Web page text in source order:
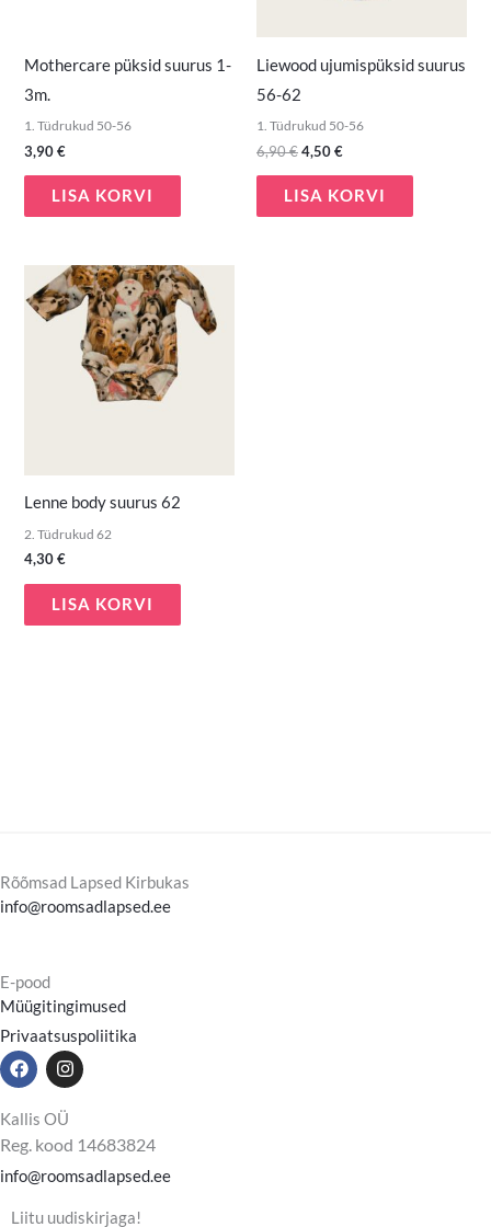
Mothercare püksid suurus 1-
3m.
1. Tüdrukud 50-56
3,90€
LISA KORVI
Liewood ujumispüksid suurus
56-62
1. Tüdrukud 50-56
6,90€4,50€
LISA KORVI
Lenne body suurus 62
2. Tüdrukud 62
4,30€
LISA KORVI
Rõõmsad Lapsed Kirbukas
info@roomsadlapsed.ee
E-pood
Müügitingimused
Privaatsuspoliitika
F
a
c
e
b
o
o
k
I
n
s
t
a
g
r
a
m
Kallis OÜ
Reg. kood 14683824
info@roomsadlapsed.ee
Liitu uudiskirjaga!